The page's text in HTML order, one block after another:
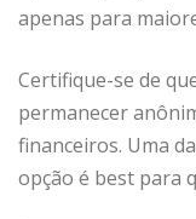
apenas para
Certifique-se de
permanecer
financeiros. Uma
opção é best para